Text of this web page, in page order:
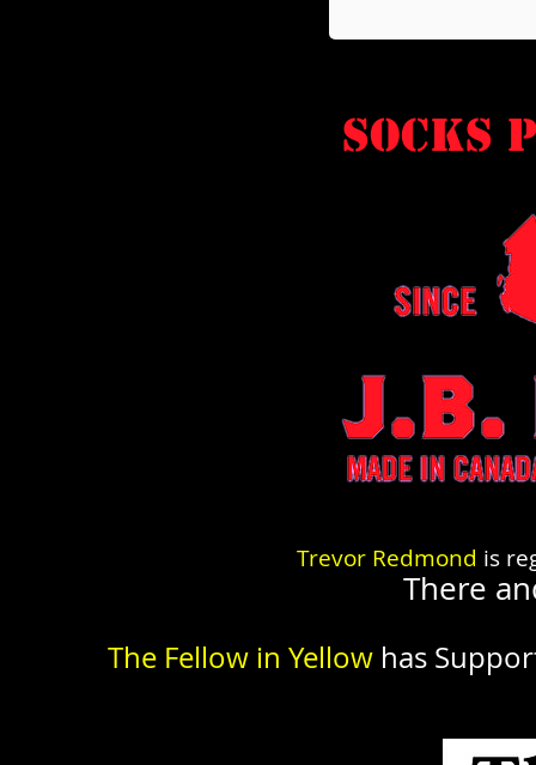
socks
Trevor Redmond is
There
The Fellow in Yellowhas